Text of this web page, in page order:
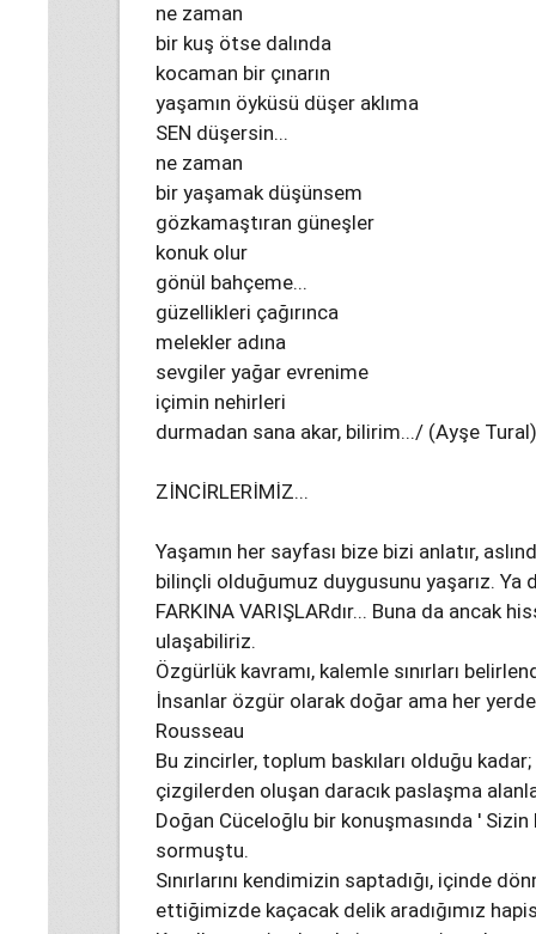
ne zaman
bir kuş ötse dalında
kocaman bir çınarın
yaşamın öyküsü düşer aklıma
SEN düşersin...
ne zaman
bir yaşamak düşünsem
gözkamaştıran güneşler
konuk olur
gönül bahçeme...
güzellikleri çağırınca
melekler adına
sevgiler yağar evrenime
içimin nehirleri
durmadan sana akar, bilirim.../ (Ayşe Tural)
ZİNCİRLERİMİZ...
Yaşamın her sayfası bize bizi anlatır,
bilinçli olduğumuz duygusunu yaşarız.
FARKINA VARIŞLARdır... Buna da ancak
ulaşabiliriz.
Özgürlük kavramı, kalemle sınırları
İnsanlar özgür olarak doğar ama her
Rousseau
Bu zincirler, toplum baskıları olduğu
çizgilerden oluşan daracık paslaşma
Doğan Cüceloğlu bir konuşmasında '
sormuştu.
Sınırlarını kendimizin saptadığı, içinde
ettiğimizde kaçacak delik aradığımız